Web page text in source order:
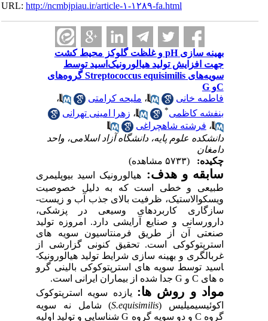
URL:http://ncmbjpiau.ir/article-۱-۱۲۸۹-fa.html
بهینه سازی pH و غلظت گلوکز محیط کشت
افزایش تولید هیالورونیک‌اسید توسط
سویه‌های Streptococcus equisimilis گروه‌های
،ملیحه کرامتی
،
،زهرا امینی تهرانی
فرشته شاهچراغی
علوم پایه، دانشگاه آزاد اسلامی، واحد
و هدف:هیالورونیک ­اسید بیوپلی­مری
و خطی است که به­ دلیل خصوصیت
ظرفیت بالای جذب آب و زیست­
کاربردهای وسیعی در پزشکی،
و صنایع آرایشی دارد. امروزه تولید
آن از طریق فرمنتاسیون سویه­ های
است. تحقیق کنونی گزارشی از
و بهینه­ سازی شرایط تولید هیالورونیک­
توسط سویه ­های استرپتوکوکی بالینی گرو
جدا شده از بیماران ایرانی است.
و روش ­ها:
یازده سویه استرپتوکوک
S.equisimilis)
شامل نه سویه
و دو سویه گروه Gشناساییو تولید اولیه